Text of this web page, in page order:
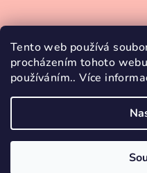
Tento web používá
procházením tohoto
používáním.. Více
Facebook